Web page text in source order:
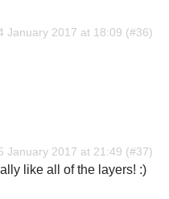
January 2017 at 18:09
January 2017 at 21:49
like all of the layers! :)